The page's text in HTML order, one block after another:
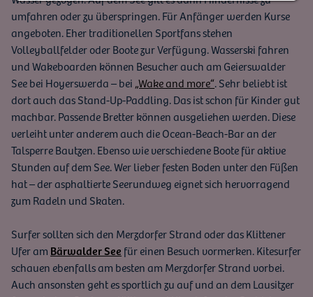
umfahren oder zu überspringen. Für Anfänger werden Kurse
angeboten. Eher traditionellen Sportfans stehen
Volleyballfelder oder Boote zur Verfügung. Wasserski fahren
und Wakeboarden können Besucher auch am Geierswalder
See bei Hoyerswerda – bei „Wake and more“. Sehr beliebt ist
dort auch das Stand-Up-Paddling. Das ist schon für Kinder gut
machbar. Passende Bretter können ausgeliehen werden. Diese
verleiht unter anderem auch die Ocean-Beach-Bar an der
Talsperre Bautzen. Ebenso wie verschiedene Boote für aktive
Stunden auf dem See. Wer lieber festen Boden unter den Füßen
hat – der asphaltierte Seerundweg eignet sich hervorragend
zum Radeln und Skaten.
Surfer sollten sich den Merzdorfer Strand oder das Klittener
Ufer am Bärwalder See für einen Besuch vormerken. Kitesurfer
schauen ebenfalls am besten am Merzdorfer Strand vorbei.
Auch ansonsten geht es sportlich zu auf und an dem Lausitzer